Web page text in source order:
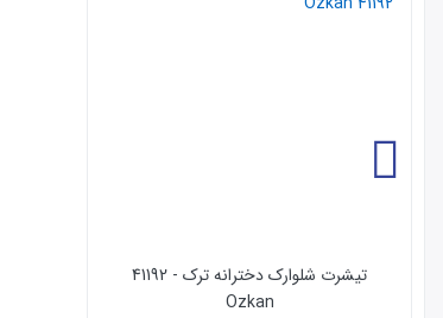
تیشرت شلوارک دخترانه ترک - 41192
Ozkan